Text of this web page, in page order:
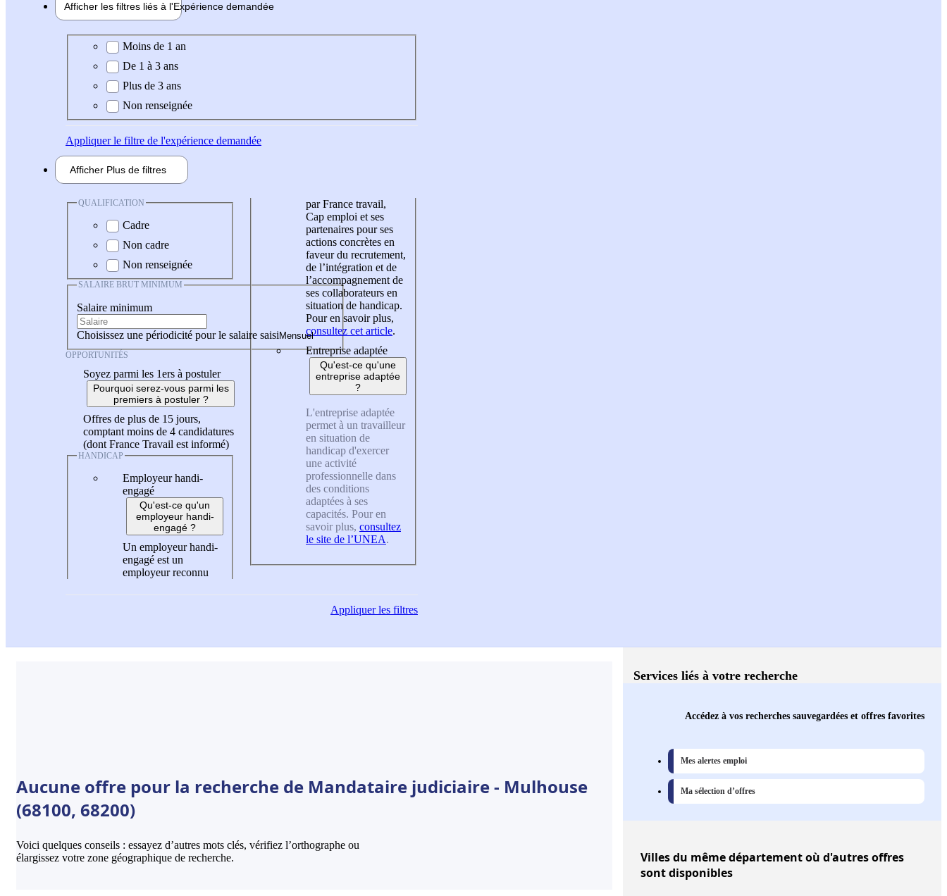
Afficher les filtres liés à l'Expérience demandée
Expérience demandée
Moins de 1 an
De 1 à 3 ans
Plus de 3 ans
Non renseignée
Appliquerle filtre de l'expérience demandée
Afficher Plus de filtres
QUALIFICATION
Cadre
Non cadre
Non renseignée
SALAIRE BRUT MINIMUM
Salaire minimum
Choisissez une périodicité pour le salaire saisi
OPPORTUNITÉS
Soyez parmi les 1ers à postuler
Pourquoi serez-vous parmi les
premiers à postuler ?
Offres de plus de 15 jours,
comptant moins de 4 candidatures
(dont France Travail est informé)
HANDICAP
Employeur handi-
engagé
Qu'est-ce qu'un
employeur handi-
engagé ?
Un employeur handi-
engagé est un
employeur reconnu
par France travail,
Cap emploi et ses
partenaires pour ses
actions concrètes en
faveur du recrutement,
de l’intégration et de
l’accompagnement de
ses collaborateurs en
situation de handicap.
Pour en savoir plus,
consultez cet article.
Entreprise adaptée
Qu'est-ce qu'une
entreprise adaptée
?
L'entreprise adaptée
permet à un travailleur
en situation de
handicap d'exercer
une activité
professionnelle dans
des conditions
adaptées à ses
capacités. Pour en
savoir plus, consultez
le site de l’UNEA.
Appliquerles filtres
Aucune offre pour la recherche de Mandataire judiciaire - Mulhouse
(68100, 68200)
Voici quelques conseils : essayez d’autres mots clés, vérifiez l’orthographe ou
élargissez votre zone géographique de recherche.
Services liés à votre recherche
Accédez à vos recherches sauvegardées et offres favorites
Mes alertes emploi
Ma sélection d’offres
Villesdu même département où d'autres offres
sont disponibles